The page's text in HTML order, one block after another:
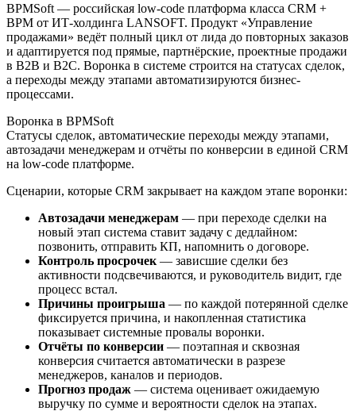
BPMSoft — российская low-code платформа класса CRM +
BPM от ИТ-холдинга LANSOFT. Продукт «Управление
продажами» ведёт полный цикл от лида до повторных заказов
и адаптируется под прямые, партнёрские, проектные продажи
в B2B и B2C. Воронка в системе строится на статусах сделок,
а переходы между этапами автоматизируются бизнес-
процессами.
Воронка в BPMSoft
Статусы сделок, автоматические переходы между этапами,
автозадачи менеджерам и отчёты по конверсии в единой CRM
на low-code платформе.
Сценарии, которые CRM закрывает на каждом этапе воронки:
Автозадачи менеджерам — при переходе сделки на
новый этап система ставит задачу с дедлайном:
позвонить, отправить КП, напомнить о договоре.
Контроль просрочек — зависшие сделки без
активности подсвечиваются, и руководитель видит, где
процесс встал.
Причины проигрыша — по каждой потерянной сделке
фиксируется причина, и накопленная статистика
показывает системные провалы воронки.
Отчёты по конверсии — поэтапная и сквозная
конверсия считается автоматически в разрезе
менеджеров, каналов и периодов.
Прогноз продаж — система оценивает ожидаемую
выручку по сумме и вероятности сделок на этапах.